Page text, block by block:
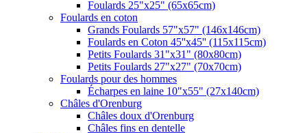
Foulards 25"x25" (65x65cm)
Foulards en coton
Grands Foulards 57"x57" (146x146cm)
Foulards en Coton 45''x45'' (115x115cm)
Petits Foulards 31"x31" (80x80cm)
Petits Foulards 27"x27" (70x70cm)
Foulards pour des hommes
Écharpes en laine 10"x55" (27x140cm)
Châles d'Orenburg
Châles doux d'Orenburg
Châles fins en dentelle